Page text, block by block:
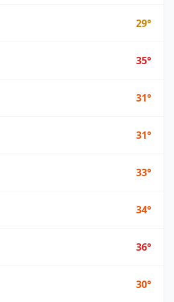
29°
35°
31°
31°
33°
34°
36°
30°